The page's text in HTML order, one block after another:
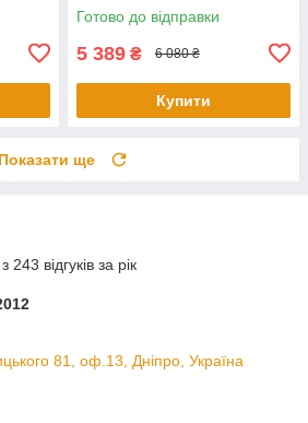
Готово до відправки
5 389 ₴ 6 080 ₴
Купити
Показати ще
відгуків за рік
81, оф.13, Дніпро, Україна